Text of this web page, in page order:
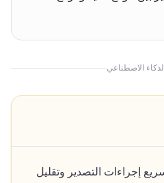
الاصطناعي
إجراءات التصدير وتقليل